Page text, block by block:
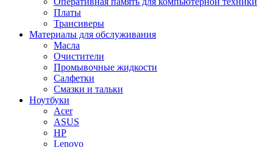
Платы
Трансиверы
Материалы для обслуживания
Масла
Очистители
Промывочные жидкости
Салфетки
Смазки и тальки
Ноутбуки
Acer
ASUS
HP
Lenovo